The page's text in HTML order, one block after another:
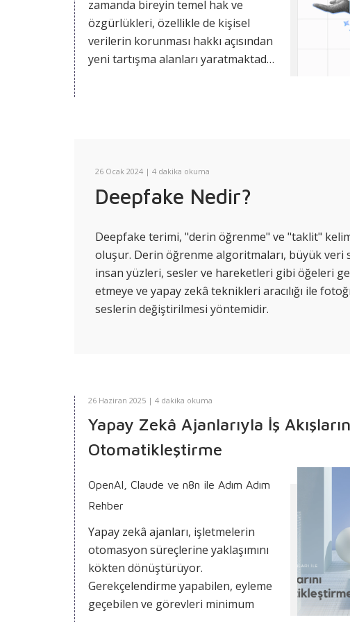
Embedding(Vektör Temsilleri)
Context Window
(Bağlam
Sampling Strategies
Seçme Yöntemleri)
modellerinin dili tek tek kelimeler
üzerinden değil; bağlam, olasılık ve
ilişki ağları üzerinden nasıl işlediğini
anlamak için birlikte
değerlendirilmelidir. Her biri,
aşamalı ve bütüncül bir çerçevede
ele alacağız.
zamanda bireyin temel hak ve
özgürlükleri, özellikle de kişisel
verilerin korunması hakkı açısından
yeni tartışma alanları yaratmaktadır.
ihtiyacı kaçınılmaz olmuştur.
26 Ocak 2024 | 4 dakika okuma
Deepfake Nedir?
Deepfake terimi, "derin öğrenme" ve "taklit"
oluşur. Derin öğrenme algoritmaları, büyük
insan yüzleri, sesler ve hareketleri gibi öğeleri
etmeye ve yapay zekâ teknikleri aracılığı ile
seslerin değiştirilmesi yöntemidir.
26 Haziran 2025 | 4 dakika okuma
Yapay Zekâ Ajanlarıyla İş
Otomatikleştirme
OpenAI, Claude ve n8n ile Adım Adım
Rehber
Yapay zekâ ajanları, işletmelerin
otomasyon süreçlerine yaklaşımını
kökten dönüştürüyor.
Gerekçelendirme yapabilen, eyleme
geçebilen ve görevleri minimum